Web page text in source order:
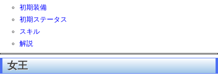
初期装備
初期ステータス
スキル
解説
女王